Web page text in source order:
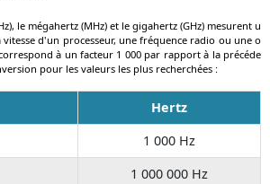
le mégahertz (MHz) et le gigahertz (GHz) mesurent u
vitesse d'un processeur, une fréquence radio ou une o
à un facteur 1 000 par rapport à la précéde
pour les valeurs les plus recherchées :
Hertz
1 000 Hz
1 000 000 Hz